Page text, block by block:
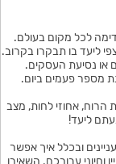
לכל מקום בעולם.
ליעד בו תבקרו בקרוב.
או נסיעת העסקים.
מספר פעמים ביום.
הרוח, אחוזי לחות, מצב
ליעד!
ובכלל איך אפשר
עבורכם. השאירו